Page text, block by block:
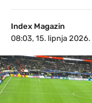
Index Magazin
08:03, 15. lipnja 2026.